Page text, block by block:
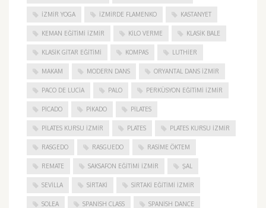
İZMIR YOGA IZMIRDE FLAMENKO KASTANYET
KEMAN EĞITIMI İZMIR KILO VERME KLASIK BALE
KLASIK GITAR EĞITIMI KOMPAS LUTHIER
MAKAM MODERN DANS ORYANTAL DANS İZMIR
PACO DE LUCIA PALO PERKÜSYON EĞITIMI İZMIR
PICADO PIKADO PILATES
PILATES KURSU İZMIR PLATES PLATES KURSU İZMIR
RASGEDO RASGUEDO RASIME ÖKTEM
REMATE SAKSAFON EĞITIMI İZMIR ŞAL
SEVILLA SIRTAKI SIRTAKI EĞITIMI İZMIR
SOLEA SPANISH CLASS SPANISH DANCE